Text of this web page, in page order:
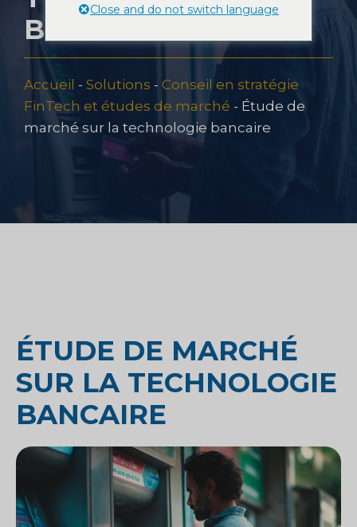
BANCAIRE
Accueil - Solutions - Conseil en stratégie
FinTech et études de marché - Étude de
marché sur la technologie bancaire
ÉTUDE DE MARCHÉ
SUR LA TECHNOLOGIE
BANCAIRE
Close and do not switch language